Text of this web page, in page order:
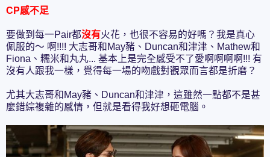
CP感不足
要做到每一Pair都沒有火花，也很不容易的好嗎？我是真心
佩服的～ 啊!!!! 大志哥和May豬、Duncan和津津、Mathew和
Fiona、糯米和丸丸... 基本上是完全感受不了愛啊啊啊啊!!! 有
沒有人跟我一樣，覺得每一場的吻戲對觀眾而言都是折磨？
尤其大志哥和May豬、Duncan和津津，這雖然一點都不是甚
麼錯綜複雜的感情，但就是看得我好想砸電腦。